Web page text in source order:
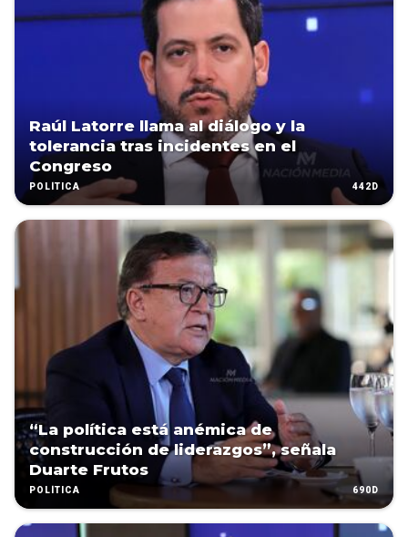
Raúl Latorre llama al diálogo y la
tolerancia tras incidentes en el
Congreso
POLÍTICA 442D
“La política está anémica de
construcción de liderazgos”, señala
Duarte Frutos
POLÍTICA 690D